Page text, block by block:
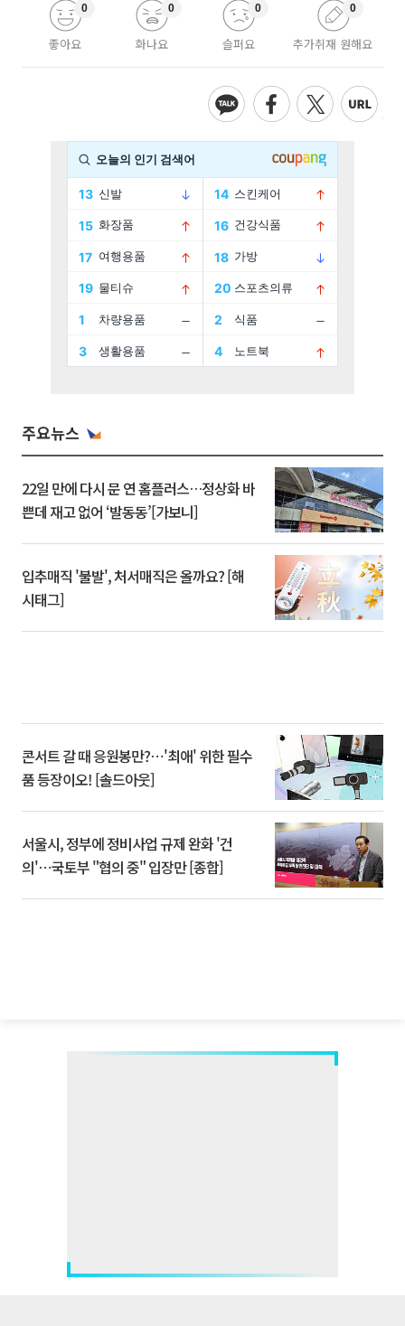
좋아요
0
화나요
0
슬퍼요
0
추가취재 원해요
0
주요뉴스
22일 만에 다시 문 연 홈플러스…정상화 바
쁜데 재고 없어 ‘발동동’[가보니]
입추매직 '불발', 처서매직은 올까요? [해
시태그]
콘서트 갈 때 응원봉만?⋯'최애' 위한 필수
품 등장이오! [솔드아웃]
서울시, 정부에 정비사업 규제 완화 '건
의'⋯국토부 "협의 중" 입장만 [종합]